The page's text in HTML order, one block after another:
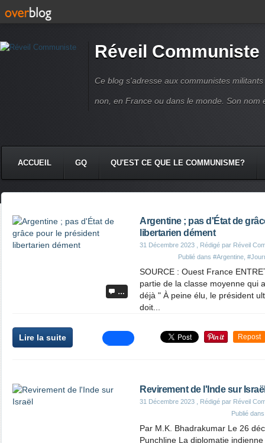
Réveil Communiste
Ce blog s'adresse aux communistes
non, en France ou dans le monde. Son nom
ACCUEIL GQ QU'EST CE QUE LE COMMUNISME?
…
Argentine ; pas d'État de
libertarien dément
31 Décembre 2023 , Rédigé par Réveil
Publié dans #Argentine
SOURCE : Ouest France
partie de la classe moyenne qui
déjà " À peine élu, le président
doit...
Lire la suite Repost
Revirement de l'Inde sur
31 Décembre 2023 , Rédigé par Réveil
Publié
Par M.K. Bhadrakumar Le 26
Punchline La diplomatie